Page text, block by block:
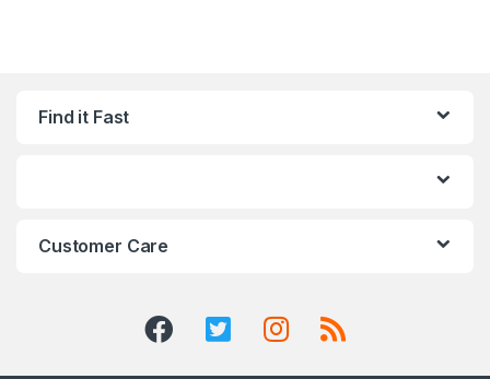
Find it Fast
Customer Care